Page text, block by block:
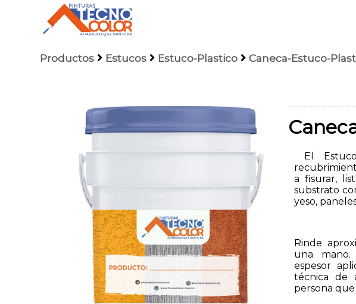
Productos Estucos Estuco-Plastico Caneca-Estuco-
El
a fisurar,
substrato
yeso,
Rinde
una
espesor
técnica de
persona